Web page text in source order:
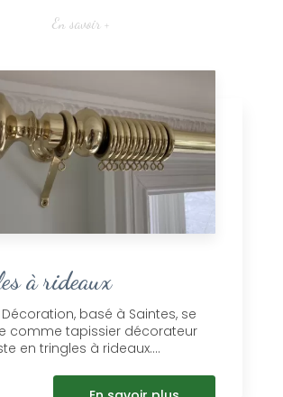
En savoir +
à rideaux
basé à Saintes, se
comme tapissier décorateur
en tringles à rideaux....